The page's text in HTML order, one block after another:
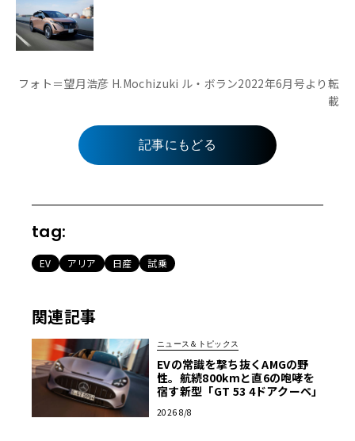
フォト＝望月浩彦 H.Mochizuki ル・ボラン2022年6月号より転
載
記事にもどる
tag:
EV アリア 日産 試乗
関連記事
ニュース＆トピックス
EVの常識を撃ち抜くAMGの野
性。航続800kmと直6の咆哮を
宿す新型「GT 53 4ドアクーペ」
2026 8/8